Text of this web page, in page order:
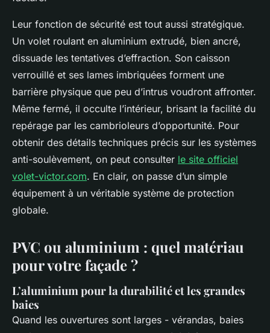
Leur fonction de sécurité est tout aussi stratégique.
Un volet roulant en aluminium extrudé, bien ancré,
dissuade les tentatives d’effraction. Son caisson
verrouillé et ses lames imbriquées forment une
barrière physique que peu d’intrus voudront affronter.
Même fermé, il occulte l’intérieur, brisant la facilité du
repérage par les cambrioleurs d’opportunité. Pour
obtenir des détails techniques précis sur les systèmes
anti-soulèvement, on peut consulter le site officiel
volet-victor.com. En clair, on passe d’un simple
équipement à un véritable système de protection
globale.
PVC ou aluminium : quel matériau
pour votre façade ?
L’aluminium pour la durabilité et les grandes
baies
Quand les ouvertures sont larges - vérandas, baies